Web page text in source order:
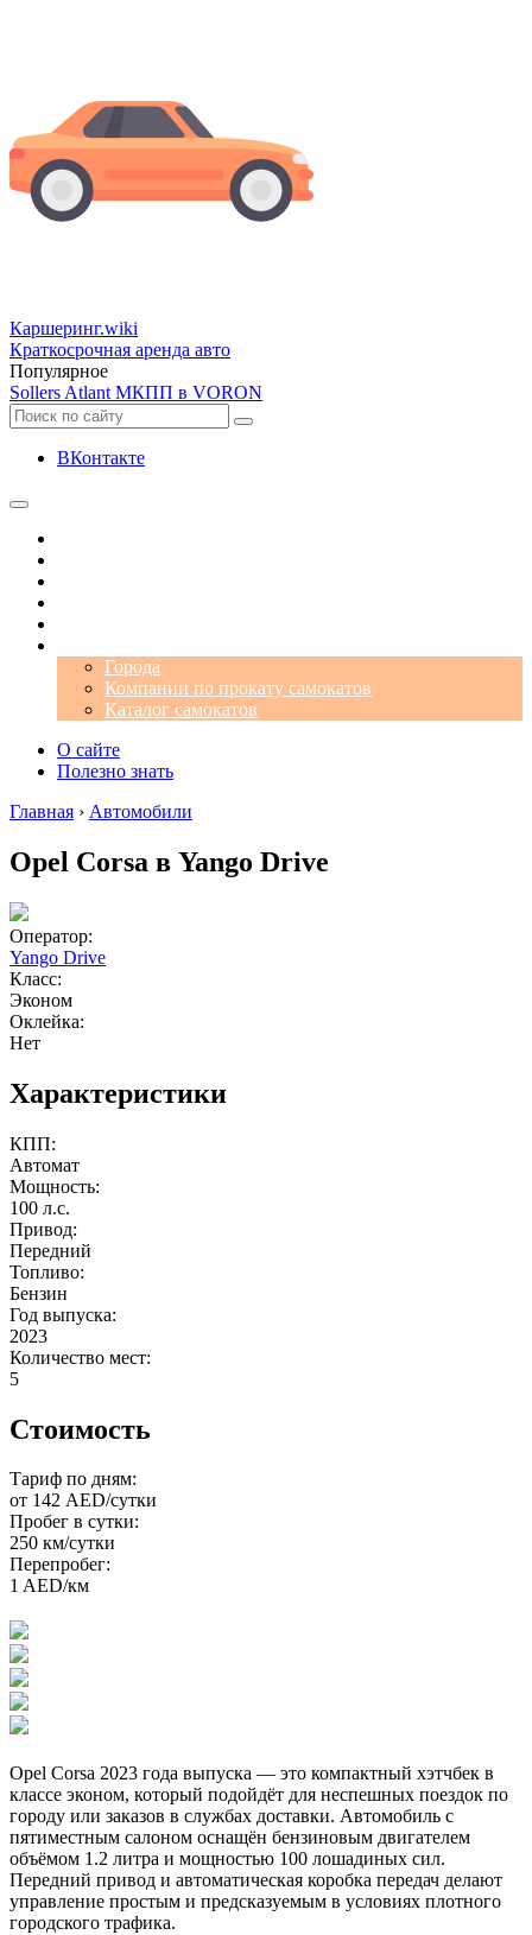
Каршеринг.wiki
Краткосрочная аренда авто
Популярное
Sollers Atlant МКПП в VORON
ВКонтакте
Города
Компании по прокату самокатов
Каталог самокатов
О сайте
Полезно знать
Главная › Автомобили
Opel Corsa в Yango Drive
Оператор:
Yango Drive
Класс:
Эконом
Оклейка:
Нет
Характеристики
КПП:
Автомат
Мощность:
100 л.с.
Привод:
Передний
Топливо:
Бензин
Год выпуска:
2023
Количество мест:
5
Стоимость
Тариф по дням:
от 142 AED/сутки
Пробег в сутки:
250 км/сутки
Перепробег:
1 AED/км
Opel Corsa 2023 года выпуска — это компактный хэтчбек в
классе эконом, который подойдёт для неспешных поездок по
городу или заказов в службах доставки. Автомобиль с
пятиместным салоном оснащён бензиновым двигателем
объёмом 1.2 литра и мощностью 100 лошадиных сил.
Передний привод и автоматическая коробка передач делают
управление простым и предсказуемым в условиях плотного
городского трафика.